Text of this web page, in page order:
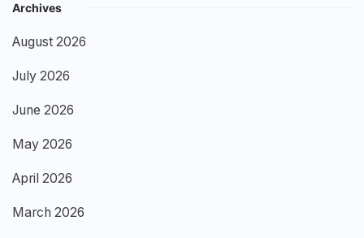
Archives
August 2026
July 2026
June 2026
May 2026
April 2026
March 2026